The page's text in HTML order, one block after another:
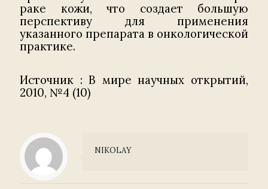
раке кожи, что создает большую
перспективу для применения
указанного препарата в онкологической
практике.
Источник : В мире научных открытий,
2010, №4 (10)
NIKOLAY